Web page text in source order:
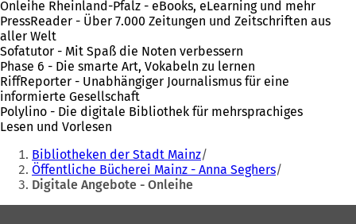
Onleihe Rheinland-Pfalz - eBooks, eLearning und mehr
PressReader - Über 7.000 Zeitungen und Zeitschriften aus
aller Welt
Sofatutor - Mit Spaß die Noten verbessern
Phase 6 - Die smarte Art, Vokabeln zu lernen
RiffReporter - Unabhängiger Journalismus für eine
informierte Gesellschaft
Polylino - Die digitale Bibliothek für mehrsprachiges
Lesen und Vorlesen
Sie
befinden
sich
hier:
Bibliotheken der Stadt Mainz
Öffentliche Bücherei Mainz - Anna Seghers
Digitale Angebote - Onleihe